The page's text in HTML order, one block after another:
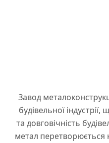
Завод
будівельної
та довговічність
метал перетворюється